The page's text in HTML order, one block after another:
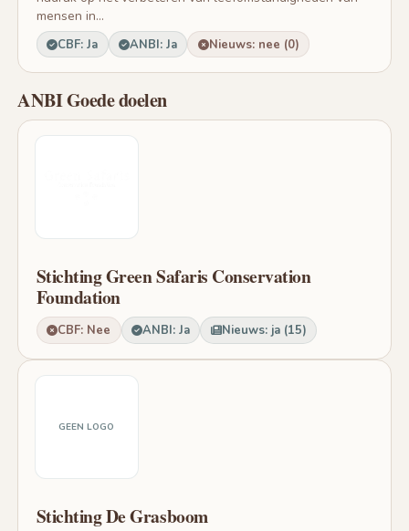
mensen in...
CBF: Ja ANBI: Ja Nieuws: nee (0)
ANBI Goede doelen
Stichting Green Safaris Conservation
Foundation
CBF: Nee ANBI: Ja Nieuws: ja (15)
GEEN LOGO
Stichting De Grasboom